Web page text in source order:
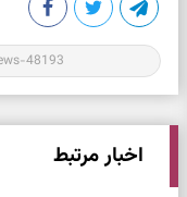
اخبار مرتبط